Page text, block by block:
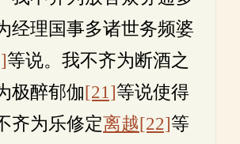
经理国事多诸世务频婆
等说。我不齐为断酒之
极醉郁伽[21]等说使得
齐为乐修定离越[22]等